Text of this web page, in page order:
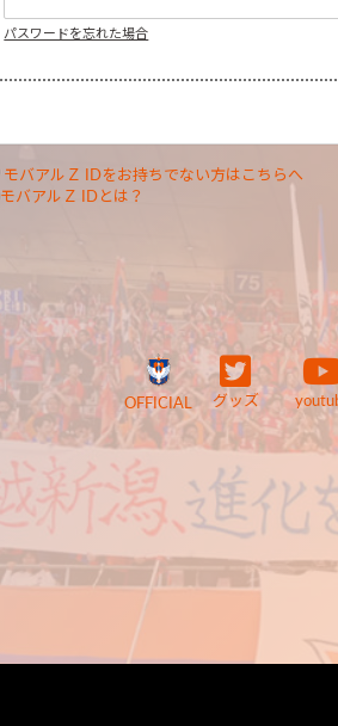
パスワードを忘れた場合
モバアルＺ IDをお持ちでない方はこちらへ
モバアルＺ IDとは？
OFFICIAL グッズ